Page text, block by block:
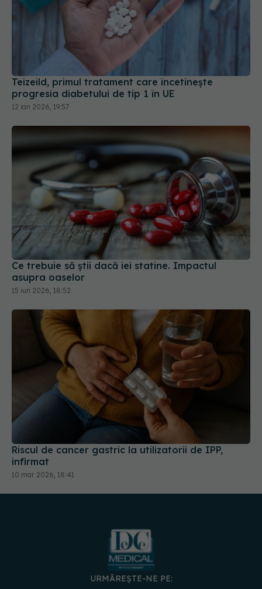
Teizeild, primul tratament care încetinește
progresia diabetului de tip 1 în UE
12 ian 2026, 19:57
Ce trebuie să știi dacă iei statine. Impactul
asupra oaselor
15 iun 2026, 18:52
Riscul de cancer gastric la utilizatorii de IPP,
infirmat
10 mar 2026, 18:41
URMĂREȘTE-NE PE: